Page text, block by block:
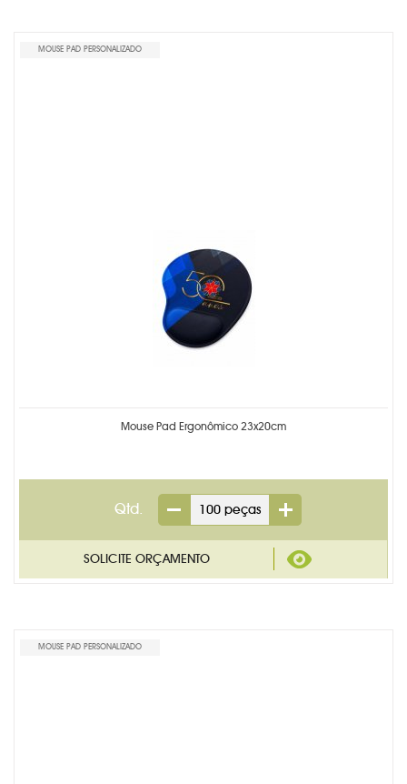
MOUSE PAD PERSONALIZADO
Mouse Pad Ergonômico 23x20cm
Qtd.
MOUSE PAD PERSONALIZADO